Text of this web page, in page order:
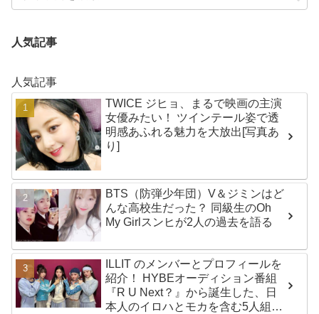
人気記事
人気記事
TWICE ジヒョ、まるで映画の主演
女優みたい！ ツインテール姿で透
明感あふれる魅力を大放出[写真あ
り]
BTS（防弾少年団）V＆ジミンはど
んな高校生だった？ 同級生のOh
My Girlスンヒが2人の過去を語る
ILLIT のメンバーとプロフィールを
紹介！ HYBEオーディション番組
『R U Next？』から誕生した、日
本人のイロハとモカを含む5人組ガ